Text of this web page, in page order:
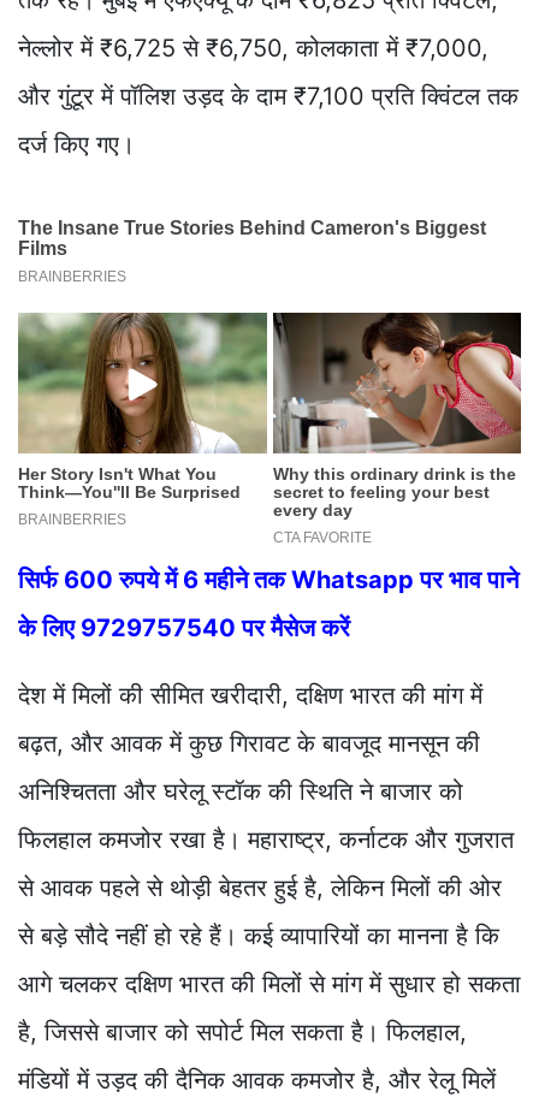
नेल्लोर में ₹6,725 से ₹6,750, कोलकाता में ₹7,000,
और गुंटूर में पॉलिश उड़द के दाम ₹7,100 प्रति क्विंटल तक
दर्ज किए गए।
सिर्फ 600 रुपये में 6 महीने तक Whatsapp पर भाव पाने
के लिए 9729757540 पर मैसेज करें
देश में मिलों की सीमित खरीदारी, दक्षिण भारत की मांग में
बढ़त, और आवक में कुछ गिरावट के बावजूद मानसून की
अनिश्चितता और घरेलू स्टॉक की स्थिति ने बाजार को
फिलहाल कमजोर रखा है। महाराष्ट्र, कर्नाटक और गुजरात
से आवक पहले से थोड़ी बेहतर हुई है, लेकिन मिलों की ओर
से बड़े सौदे नहीं हो रहे हैं। कई व्यापारियों का मानना है कि
आगे चलकर दक्षिण भारत की मिलों से मांग में सुधार हो सकता
है, जिससे बाजार को सपोर्ट मिल सकता है। फिलहाल,
मंडियों में उड़द की दैनिक आवक कमजोर है, और रेलू मिलें